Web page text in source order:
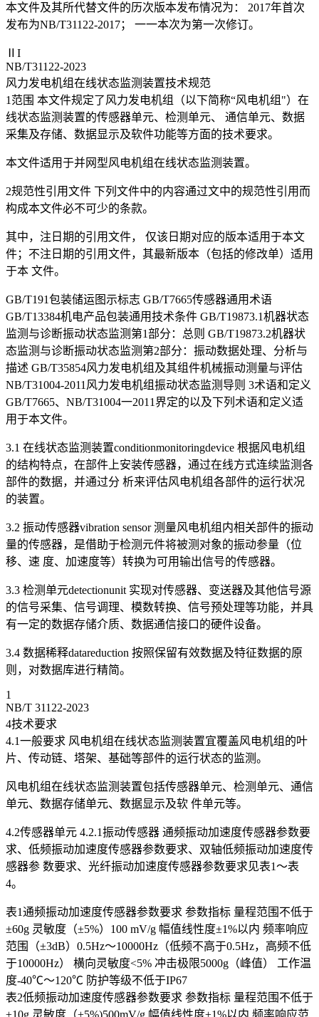
本文件及其所代替文件的历次版本发布情况为： 2017年首次
发布为NB/T31122-2017； 一一本次为第一次修订。
ⅡI
NB/T31122-2023
风力发电机组在线状态监测装置技术规范
1范围 本文件规定了风力发电机组（以下简称“风电机组"）在
线状态监测装置的传感器单元、检测单元、 通信单元、数据
采集及存储、数据显示及软件功能等方面的技术要求。
本文件适用于并网型风电机组在线状态监测装置。
2规范性引用文件 下列文件中的内容通过文中的规范性引用而
构成本文件必不可少的条款。
其中，注日期的引用文件， 仅该日期对应的版本适用于本文
件；不注日期的引用文件，其最新版本（包括的修改单）适用
于本 文件。
GB/T191包装储运图示标志 GB/T7665传感器通用术语
GB/T13384机电产品包装通用技术条件 GB/T19873.1机器状态
监测与诊断振动状态监测第1部分：总则 GB/T19873.2机器状
态监测与诊断振动状态监测第2部分：振动数据处理、分析与
描述 GB/T35854风力发电机组及其组件机械振动测量与评估
NB/T31004-2011风力发电机组振动状态监测导则 3术语和定义
GB/T7665、NB/T31004一2011界定的以及下列术语和定义适
用于本文件。
3.1 在线状态监测装置conditionmonitoringdevice 根据风电机组
的结构特点，在部件上安装传感器，通过在线方式连续监测各
部件的数据，并通过分 析来评估风电机组各部件的运行状况
的装置。
3.2 振动传感器vibration sensor 测量风电机组内相关部件的振动
量的传感器，是借助于检测元件将被测对象的振动参量（位
移、速 度、加速度等）转换为可用输出信号的传感器。
3.3 检测单元detectionunit 实现对传感器、变送器及其他信号源
的信号采集、信号调理、模数转换、信号预处理等功能，并具
有一定的数据存储介质、数据通信接口的硬件设备。
3.4 数据稀释datareduction 按照保留有效数据及特征数据的原
则，对数据库进行精简。
1
NB/T 31122-2023
4技术要求
4.1一般要求 风电机组在线状态监测装置宜覆盖风电机组的叶
片、传动链、塔架、基础等部件的运行状态的监测。
风电机组在线状态监测装置包括传感器单元、检测单元、通信
单元、数据存储单元、数据显示及软 件单元等。
4.2传感器单元 4.2.1振动传感器 通频振动加速度传感器参数要
求、低频振动加速度传感器参数要求、双轴低频振动加速度传
感器参 数要求、光纤振动加速度传感器参数要求见表1～表
4。
表1通频振动加速度传感器参数要求 参数指标 量程范围不低于
±60g 灵敏度（±5%）100 mV/g 幅值线性度±1%以内 频率响应
范围（±3dB）0.5Hz～10000Hz（低频不高于0.5Hz，高频不低
于10000Hz） 横向灵敏度<5% 冲击极限5000g（峰值） 工作温
度-40℃～120℃ 防护等级不低于IP67
表2低频振动加速度传感器参数要求 参数指标 量程范围不低于